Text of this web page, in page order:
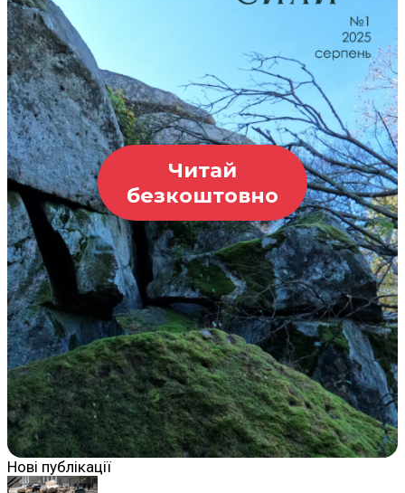
Читай
безкоштовно
Нові публікації